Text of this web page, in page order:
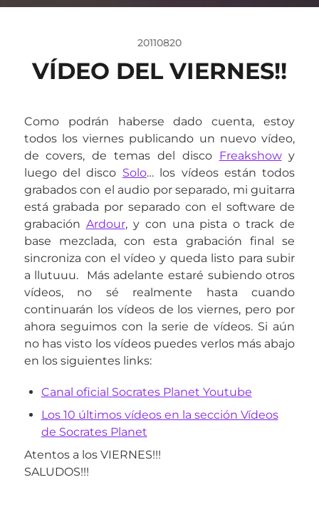
20110820
VÍDEO DEL VIERNES!!
Como podrán haberse dado cuenta, estoy
todos los viernes publicando un nuevo vídeo,
de covers, de temas del disco Freakshowy
luego del disco Solo… los vídeos están todos
grabados con el audio por separado, mi guitarra
está grabada por separado con el software de
grabación Ardour, y con una pista o track de
base mezclada, con esta grabación final se
sincroniza con el vídeo y queda listo para subir
a llutuuu. Más adelante estaré subiendo otros
vídeos, no sé realmente hasta cuando
continuarán los vídeos de los viernes, pero por
ahora seguimos con la serie de vídeos. Si aún
no has visto los vídeos puedes verlos más abajo
en los siguientes links:
Canal oficial Socrates Planet Youtube
Los 10 últimos vídeos en la sección Vídeos
de Socrates Planet
Atentos a los VIERNES!!!
SALUDOS!!!